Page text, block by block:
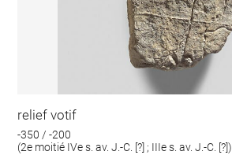
relief votif
-350 / -200
(2e moitié IVe s. av. J.-C. [?] ; IIIe s. av. J.-C. [?])